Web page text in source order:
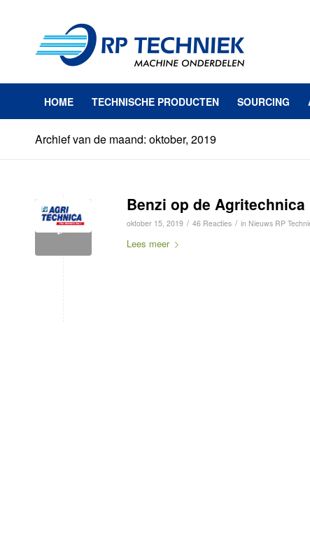
HOME TECHNISCHE PRODUCTEN SOURCING
Archief van de maand: oktober, 2019
Benzi op de Agritechnica
oktober 15, 2019 / 46 Reacties / in Nieuws RP
Lees meer